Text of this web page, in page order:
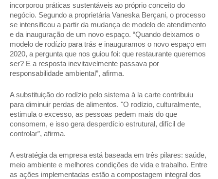
incorporou práticas sustentáveis ao próprio conceito do
negócio. Segundo a proprietária Vaneska Berçani, o processo
se intensificou a partir da mudança de modelo de atendimento
e da inauguração de um novo espaço. “Quando deixamos o
modelo de rodízio para trás e inauguramos o novo espaço em
2020, a pergunta que nos guiou foi: que restaurante queremos
ser? E a resposta inevitavelmente passava por
responsabilidade ambiental”, afirma.
A substituição do rodízio pelo sistema à la carte contribuiu
para diminuir perdas de alimentos. "O rodízio, culturalmente,
estimula o excesso, as pessoas pedem mais do que
consomem, e isso gera desperdício estrutural, difícil de
controlar”, afirma.
A estratégia da empresa está baseada em três pilares: saúde,
meio ambiente e melhores condições de vida e trabalho. Entre
as ações implementadas estão a compostagem integral dos